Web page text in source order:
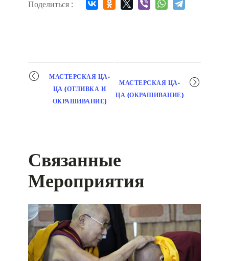
Поделиться :
Мероприятие
навигация
МАСТЕРСКАЯ ЦА-
ЦА (ОТЛИВКА И
ОКРАШИВАНИЕ)
МАСТЕРСКАЯ ЦА-
ЦА (ОКРАШИВАНИЕ)
Связанные
Мероприятия